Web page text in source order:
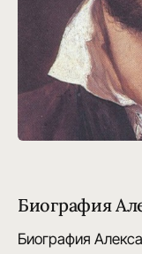
Биография
Биография